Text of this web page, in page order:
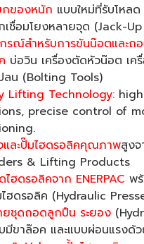
กของหนัก แบบใหม่ที่รับโหล
เชื่อมโยงหลายจุด (Jack-
รณ์สำหรับการขันน๊อตและถ
บ่อวิน เครื่องตัดหัวน๊อต เค
ลน (Bolting Tools)
Lifting Technology:
precise control of
และปั๊มไฮดรอลิคคุณภาพสูงจ
& Lifting Products
ฮดรอลิคจาก ENERPAC พ
ไฮดรอลิค (Hydraulic
ยชุดถอดลูกปืน ระยอง
มีขาล๊อค และแบบผ่อนแรงด้